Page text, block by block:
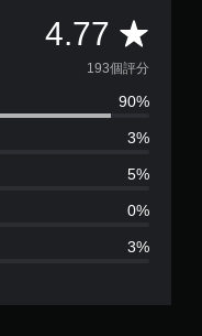
4.77 平
均
評
分
4
7
193個評分
90%
3%
5%
0%
3%